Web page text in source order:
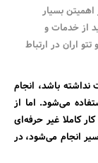
بسیار
از خدمات و
اران در ارتباط
نداشته باشد، انجام
می‌شود. اما از
کاملا غیر حرفه‌ای
انجام می‌شود، در